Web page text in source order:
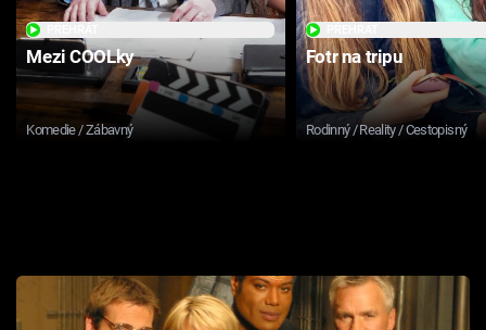
Mezi COOLky
Komedie / Zábavný
Fotr na tripu
Rodinný / Reality / Cestopisný